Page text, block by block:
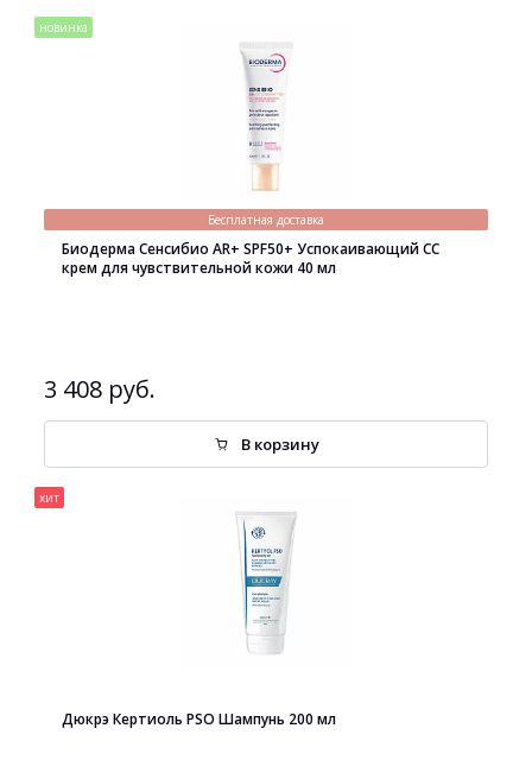
новинка
Бесплатная доставка
Биодерма Сенсибио AR+ SPF50+ Успокаивающий СС
крем для чувствительной кожи 40 мл
3 408 руб.
В корзину
хит
Дюкрэ Кертиоль PSO Шампунь 200 мл